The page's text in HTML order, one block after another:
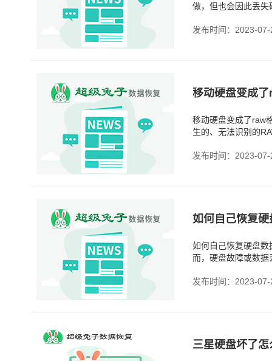
做，但也会因此丢
发布时间：2023-07-
移动硬盘变成
移动硬盘变成了raw
生的、无法识别的
发布时间：2023-07-
如何自己恢复
如何自己恢复硬盘
而，硬盘故障或数
发布时间：2023-07-
三星硬盘坏了